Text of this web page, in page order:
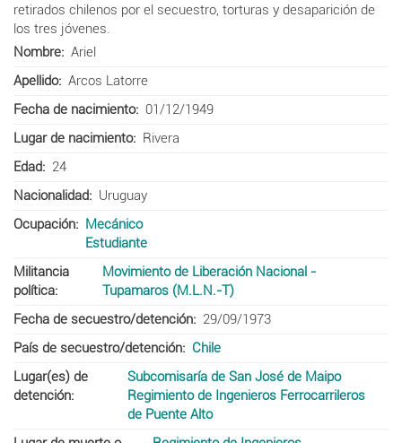
retirados chilenos por el secuestro, torturas y desaparición de
los tres jóvenes.
Nombre
Ariel
Apellido
Arcos Latorre
Fecha de nacimiento
01/12/1949
Lugar de nacimiento
Rivera
Edad
24
Nacionalidad
Uruguay
Ocupación
Mecánico
Estudiante
Militancia
política
Movimiento de Liberación Nacional -
Tupamaros (M.L.N.-T)
Fecha de secuestro/detención
29/09/1973
País de secuestro/detención
Chile
Lugar(es) de
detención
Subcomisaría de San José de Maipo
Regimiento de Ingenieros Ferrocarrileros
de Puente Alto